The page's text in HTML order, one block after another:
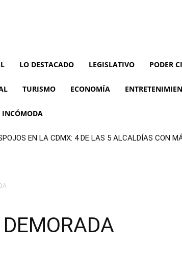
LO DESTACADO LEGISLATIVO PODER
TURISMO ECONOMÍA
INCÓMODA
EN LA CDMX: 4 DE LAS 5 ALCALDÍAS CON